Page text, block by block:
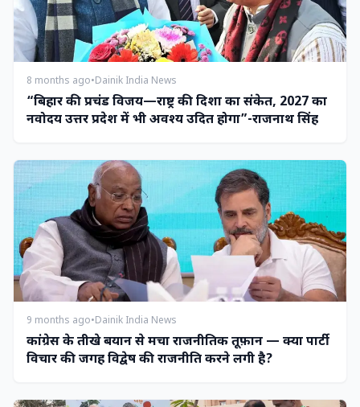
8 months ago•Dainik India News
“बिहार की प्रचंड विजय—राष्ट्र की दिशा का संकेत, 2027 का
नवोदय उत्तर प्रदेश में भी अवश्य उदित होगा”-राजनाथ सिंह
9 months ago•Dainik India News
कांग्रेस के तीखे बयान से मचा राजनीतिक तूफ़ान — क्या पार्टी
विचार की जगह विद्वेष की राजनीति करने लगी है?